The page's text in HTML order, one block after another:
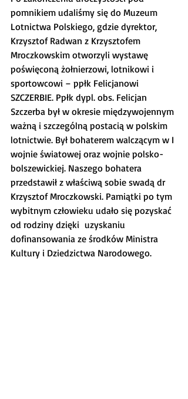
pomnikiem udaliśmy się do Muzeum
Lotnictwa Polskiego, gdzie dyrektor,
Krzysztof Radwan z Krzysztofem
Mroczkowskim otworzyli wystawę
poświęconą żołnierzowi, lotnikowi i
sportowcowi – ppłk Felicjanowi
SZCZERBIE. Ppłk dypl. obs. Felicjan
Szczerba był w okresie międzywojennym
ważną i szczególną postacią w polskim
lotnictwie. Był bohaterem walczącym w I
wojnie światowej oraz wojnie polsko-
bolszewickiej. Naszego bohatera
przedstawił z właściwą sobie swadą dr
Krzysztof Mroczkowski. Pamiątki po tym
wybitnym człowieku udało się pozyskać
od rodziny dzięki  uzyskaniu
dofinansowania ze środków Ministra
Kultury i Dziedzictwa Narodowego.